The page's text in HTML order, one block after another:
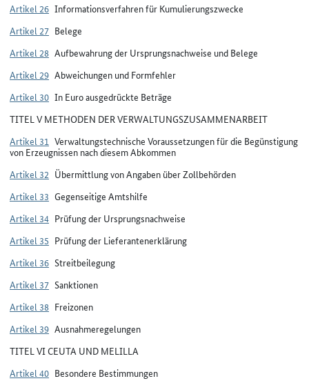
Artikel 26 Informationsverfahren für Kumulierungszwecke
Artikel 27 Belege
Artikel 28 Aufbewahrung der Ursprungsnachweise und Belege
Artikel 29 Abweichungen und Formfehler
Artikel 30 In Euro ausgedrückte Beträge
TITEL V METHODEN DER VERWALTUNGSZUSAMMENARBEIT
Artikel 31 Verwaltungstechnische Voraussetzungen für die Begünstigung
von Erzeugnissen nach diesem Abkommen
Artikel 32 Übermittlung von Angaben über Zollbehörden
Artikel 33 Gegenseitige Amtshilfe
Artikel 34 Prüfung der Ursprungsnachweise
Artikel 35 Prüfung der Lieferantenerklärung
Artikel 36 Streitbeilegung
Artikel 37 Sanktionen
Artikel 38 Freizonen
Artikel 39 Ausnahmeregelungen
TITEL VI CEUTA UND MELILLA
Artikel 40 Besondere Bestimmungen